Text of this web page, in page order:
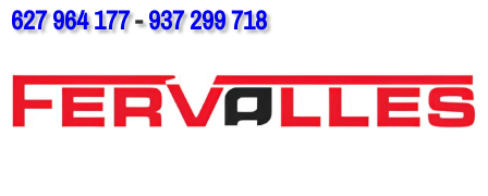
627 964 177-937 299 718